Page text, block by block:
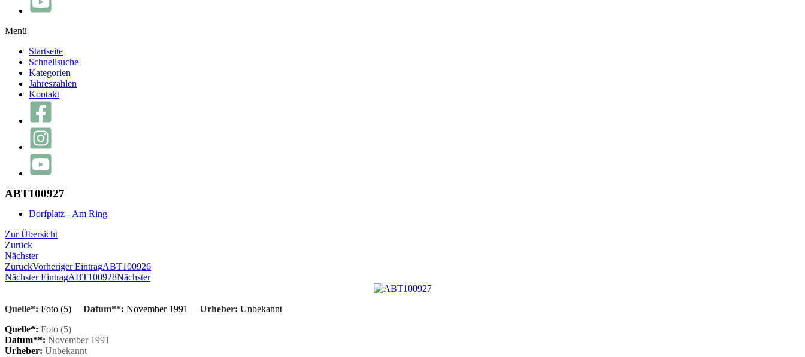
Menü
Startseite
Schnellsuche
Kategorien
Jahreszahlen
Kontakt
ABT100927
Dorfplatz - Am Ring
Zur Übersicht
Zurück
Nächster
ZurückVorheriger EintragABT100926
Nächster EintragABT100928Nächster
Quelle*: Foto (5) Datum**: November 1991 Urheber: Unbekannt
Quelle*: Foto (5)
Datum**: November 1991
Urheber: Unbekannt